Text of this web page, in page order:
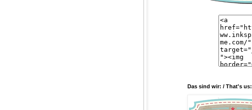
Das sind wir: / That's us: